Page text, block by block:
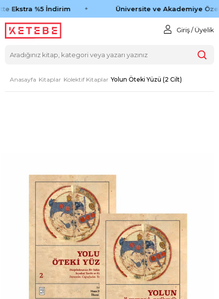
Ekstra %5 İndirim Üniversite ve Akademiye Özel
Giriş / Üyelik
Anasayfa Kitaplar Kolektif Kitaplar Yolun Öteki Yüzü (2 Cilt)